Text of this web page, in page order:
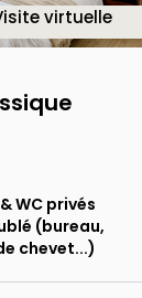
virtuelle
WC privés
(bureau,
chevet...)